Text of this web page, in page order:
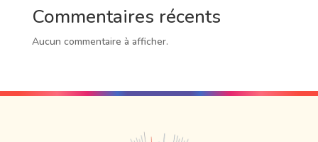
Commentaires récents
Aucun commentaire à afficher.